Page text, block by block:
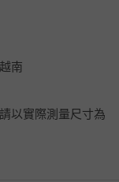
南
以實際測量尺寸為